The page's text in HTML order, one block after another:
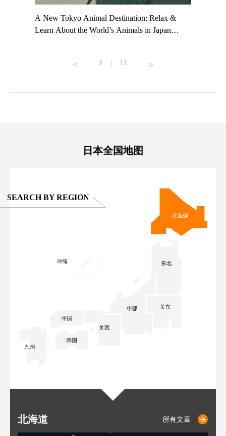
#kyoto
A New Tokyo Animal Destination: Relax &
Learn About the World’s Animals in Japan
#japantrip #카피바라 #애니터치 #아이와가볼
京親子景點 #日本動物互動體驗 #水豚泡澡 #
1 | 11
日本全国地图
SEARCH BY REGION
北海道 所有文章
小樽 所有文章
札幌 所有文章